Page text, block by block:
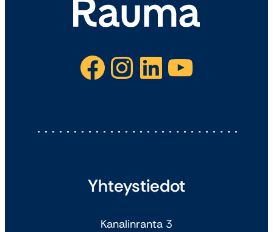
Facebook Instagram LinkedIn YouTube
Yhteystiedot
Kanalinranta 3